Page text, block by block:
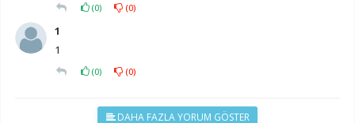
(0) (0)
1
1
(0) (0)
DAHA FAZLA YORUM GÖSTER